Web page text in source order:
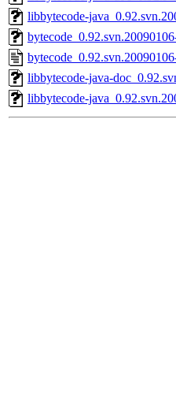
libbytecode-
libbytecode-java-
libbytecode-